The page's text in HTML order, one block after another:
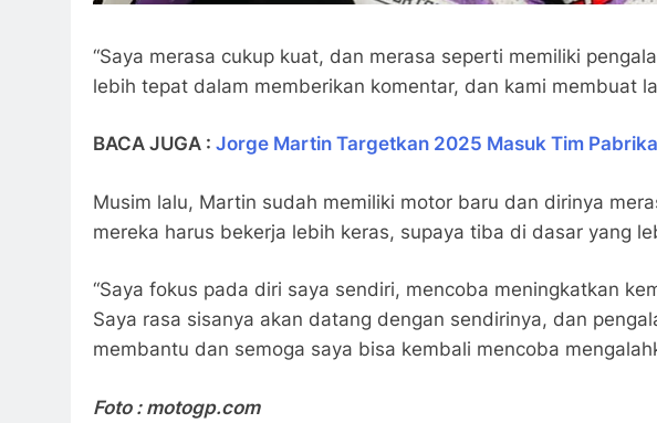
“Saya merasa cukup kuat, dan merasa seperti memiliki
lebih tepat dalam memberikan komentar, dan kami membuat
BACA JUGA : Jorge Martin Targetkan 2025 Masuk Tim
Musim lalu, Martin sudah memiliki motor baru dan dirinya
mereka harus bekerja lebih keras, supaya tiba di dasar yang
“Saya fokus pada diri saya sendiri, mencoba meningkatkan
Saya rasa sisanya akan datang dengan sendirinya, dan
membantu dan semoga saya bisa kembali mencoba
Foto : motogp.com